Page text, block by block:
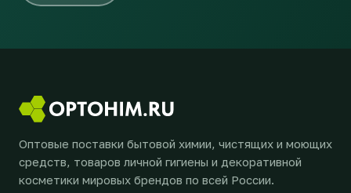
Оптовые поставки бытовой химии, чистящих и моющих
средств, товаров личной гигиены и декоративной
косметики мировых брендов по всей России.